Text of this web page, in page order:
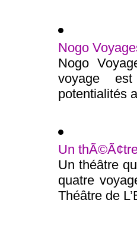
Nogo
Nogo
voyage
potentialités
Un
Un théâtre
quatre
Théâtre de